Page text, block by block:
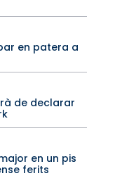
en patera a
de declarar
en un pis
ferits